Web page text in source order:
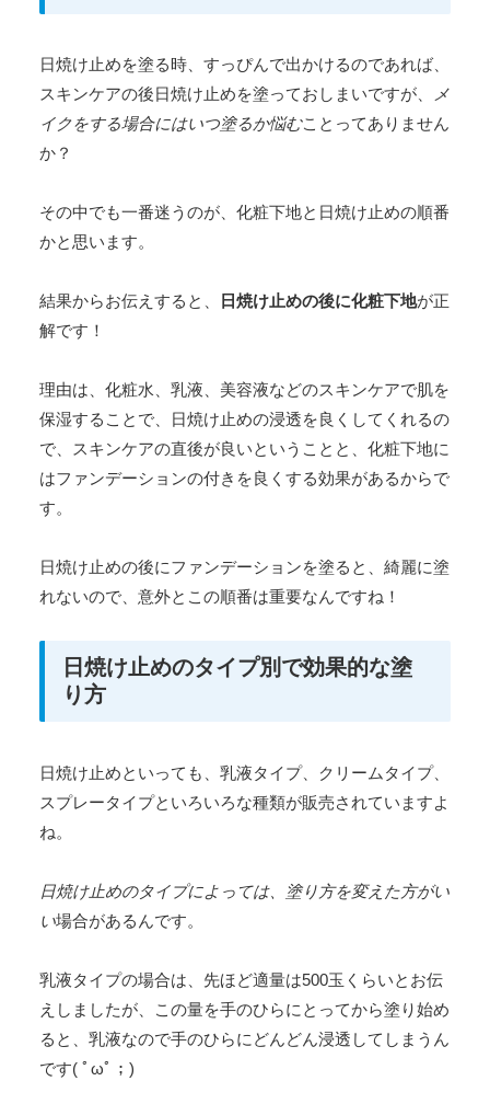
日焼け止めを塗る時、すっぴんで出かけるのであれば、
スキンケアの後日焼け止めを塗っておしまいですが、
メ
イクをする場合にはいつ塗るか悩むことってありません
か？
その中でも一番迷うのが、化粧下地と日焼け止めの順番
かと思います。
結果からお伝えすると、 日焼け止めの後に化粧下地が正
解です！
理由は、化粧水、乳液、美容液などのスキンケアで肌を
保湿することで、日焼け止めの浸透を良くしてくれるの
で、スキンケアの直後が良いということと、化粧下地に
はファンデーションの付きを良くする効果があるからで
す。
日焼け止めの後にファンデーションを塗ると、綺麗に塗
れないので、意外とこの順番は重要なんですね！
日焼け止めのタイプ別で効果的な塗
り方
日焼け止めといっても、乳液タイプ、クリームタイプ、
スプレータイプといろいろな種類が販売されていますよ
ね。
日焼け止めのタイプによっては、塗り方を変えた方がい
い場合があるんです。
乳液タイプの場合は、先ほど適量は500玉くらいとお伝
えしましたが、この量を手のひらにとってから塗り始め
ると、乳液なので手のひらにどんどん浸透してしまうん
です( ﾟωﾟ；)